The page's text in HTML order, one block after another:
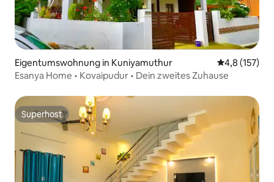
Eigentumswohnung in Kuniyamuthur
4,8 (157)
Esanya Home • Kovaipudur • Dein zweites Zuhause
Superhost
Superhost